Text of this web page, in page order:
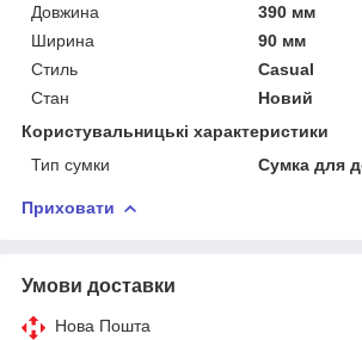
Довжина
390 мм
Ширина
90 мм
Стиль
Casual
Стан
Новий
Користувальницькі характеристики
Тип сумки
Сумка для
Приховати
Умови доставки
Нова Пошта